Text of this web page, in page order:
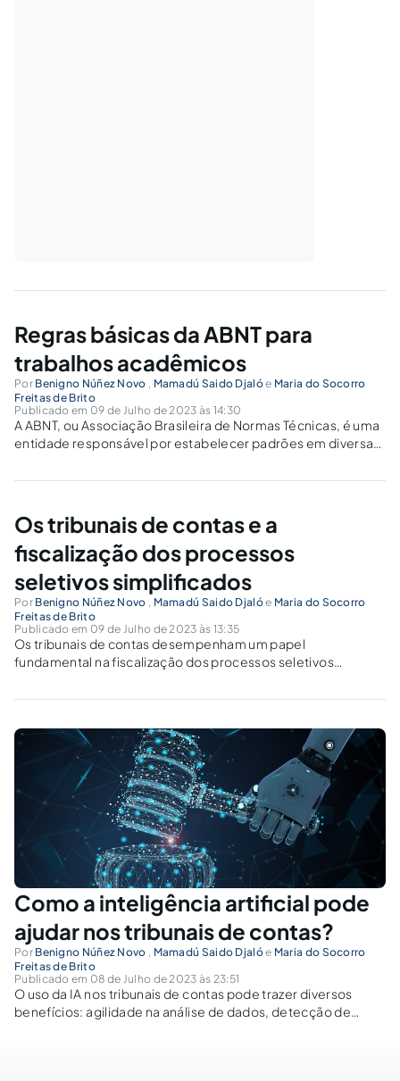
Regras básicas da ABNT para
trabalhos acadêmicos
Por Benigno Núñez Novo , Mamadú Saido Djalóe Maria do Socorro
Freitas de Brito
Publicado em 09 de Julho de 2023 às 14:30
A ABNT, ou Associação Brasileira de Normas Técnicas, é uma
entidade responsável por estabelecer padrões em diversas
Essas normas são importantes para garantir a qualidade e a
Os tribunais de contas e a
fiscalização dos processos
seletivos simplificados
Por Benigno Núñez Novo , Mamadú Saido Djalóe Maria do Socorro
Freitas de Brito
Publicado em 09 de Julho de 2023 às 13:35
Os tribunais de contas desempenham um papel
fundamental na fiscalização dos processos seletivos
transparência e a legalidade dos procedimentos adotados
temporários por meio de processos...
Como a inteligência artificial pode
ajudar nos tribunais de contas?
Por Benigno Núñez Novo , Mamadú Saido Djalóe Maria do Socorro
Freitas de Brito
Publicado em 08 de Julho de 2023 às 23:51
O uso da IA nos tribunais de contas pode trazer diversos
benefícios: agilidade na análise de dados, detecção de